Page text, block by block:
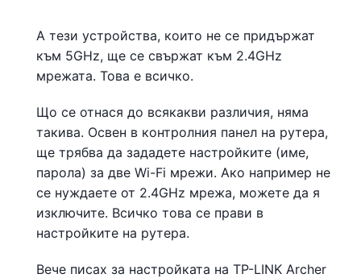
А тези устройства, които не се придържат
към 5GHz, ще се свържат към 2.4GHz
мрежата. Това е всичко.
Що се отнася до всякакви различия, няма
такива. Освен в контролния панел на рутера,
ще трябва да зададете настройките (име,
парола) за две Wi-Fi мрежи. Ако например не
се нуждаете от 2.4GHz мрежа, можете да я
изключите. Всичко това се прави в
настройките на рутера.
Вече писах за настройката на TP-LINK Archer